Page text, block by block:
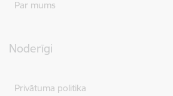
Par mums
Noderīgi
Privātuma politika